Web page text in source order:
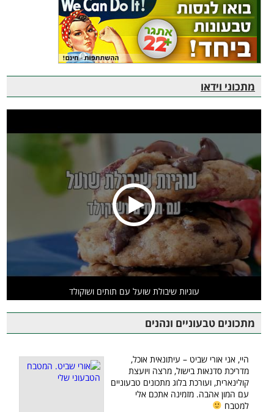
מתכוני וידאו
עוגיות שיבולת שועל עם תותים ושוקולד
מתכונים טבעוניים ונהנים
היי, אני אורי שביט – עיתונאית אוכל,
מדריכת סדנאות בישול, מרצה ויועצת
קולינארית, ועורכת בלוג מתכונים טבעוניים
עם המון אהבה. מזמינה אתכם אלי
למטבח